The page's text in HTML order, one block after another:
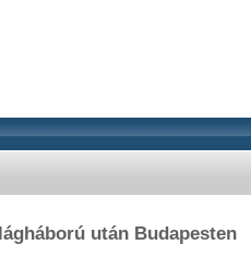
után Budapesten